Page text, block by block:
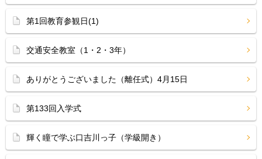
第1回教育参観日(1)
交通安全教室（1・2・3年）
ありがとうございました（離任式）4月15日
第133回入学式
輝く瞳で学ぶ口吉川っ子（学級開き）